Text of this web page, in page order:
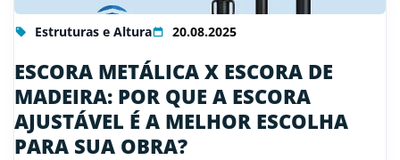
Estruturas e Altura 20.08.2025
ESCORA METÁLICA X ESCORA DE
MADEIRA: POR QUE A ESCORA
AJUSTÁVEL É A MELHOR ESCOLHA
PARA SUA OBRA?